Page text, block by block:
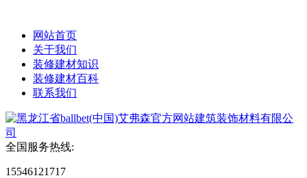
网站首页
关于我们
装修建材知识
装修建材百科
联系我们
全国服务热线:
15546121717